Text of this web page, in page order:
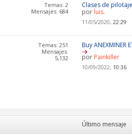
Temas: 2
Mensajes: 684
Clases de
por luis.
11/05/2020,22:29
Temas: 251
Mensajes:
5,132
Buy ANEXMINER
por Painkiller
10/09/2022, 10:36
Último mensaje